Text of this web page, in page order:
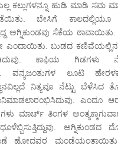
ಕಲ್ಲುಗಳನ್ನೂ ಹುಡಿ ಮಾಡಿ ಸಮ
ಬೇಸಿಗೆ ಕಾಲದಲ್ಲಿಯೂ
ಅಗ್ನಿಕುಂಡವು ಸೆಕೆಯ
ಎಂದಾಯಿತು. ಬುಡದ ಕಣಿವೆಯಲ್ಲಿನ
ಕಾಫಿಯ ಗಿಡಗಳು
ವನ್ಯಜಂತುಗಳ ಲೂಟಿ
ನಿತ್ಯವೂ ನೆಟ್ಟು ಬೆಳೆಸಿದ
ಎಂದೂ
ಮಾರ್ಚ್ ತಿಂಗಳ
ಅಗ್ನಿಕುಂಡದ
ಹೋದವರ